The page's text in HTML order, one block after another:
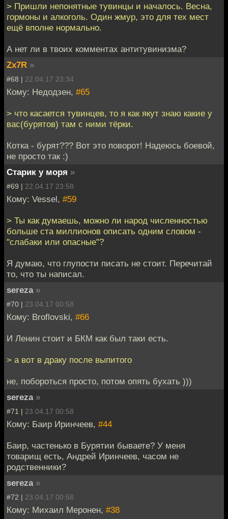
> Пришли непонятные тувинцы и началось. Весна,
гормоны и алкоголь. Один жмур, это для тех мест
ещё вполне нормально.
А нет ли в твоих комментах антитувинизма?
Zx7R »
#68 | 22.04.17 23:34
Кому: Недодзен, #65
> что касается тувинцев, то я как якут знаю какие у
вас(бурятов) там с ними тёрки.
Котка - бурят??? Вот это поворот! Надеюсь боевой,
не просто так :)
Старик у моря »
#69 | 22.04.17 23:58
Кому: Vessel, #59
> Ты как думаешь, можно ли народ численностью
больше ста миллионов описать одним словом -
"слабаки или опасные"?
Я думаю, что глупости писать не стоит. Перечитай
то, что ты написал.
sereza »
#70 | 23.04.17 00:58
Кому: Broflovski, #66
И Ленин стоит и БКМ как был таки есть.
> а вот в драку после выпитого
не, побороться просто, потом опять бухать )))
sereza »
#71 | 23.04.17 00:58
Кому: Баир Иринчеев, #44
Баир, частенько в Бурятии бываете? У меня
товарищ есть, Андрей Иринчеев, часом не
родственники?
sereza »
#72 | 23.04.17 00:58
Кому: Михаил Меронен, #38